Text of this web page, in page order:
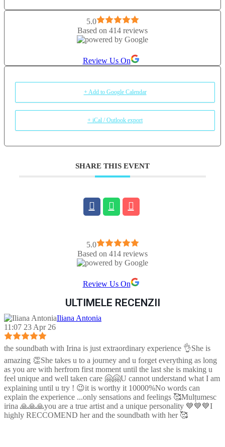
5.0
Based on 414 reviews
Review Us On
+ Add to Google Calendar
+ iCal / Outlook export
SHARE THIS EVENT
5.0
Based on 414 reviews
Review Us On
ULTIMELE RECENZII
Iliana Antonia
11:07 23 Apr 26
the soundbath with Irina is just extraordinary experience 👌She is
amazing 👏She takes u to a journey and u forget everything as long
as you are with herfrom first moment until the last she is making u
feel unique and well taken care 🤗🤗U cannot understand what I am
explaining until u try ! 😉it is worthy it 10000%No words can
explain the experience ...only sensations and feelings 🥰Mulțumesc
irina 🙏🙏🙏you are a true artist and a unique personality 💙💙💙I
highly RECCOMEND her and the soundbath with her 🥰